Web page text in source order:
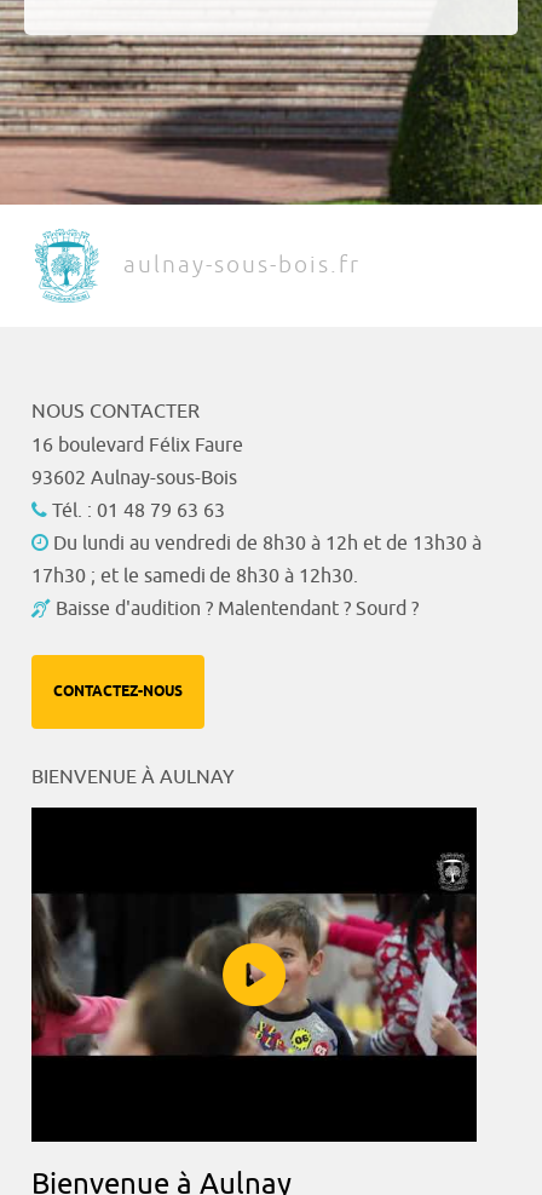
aulnay-sous-bois.fr
NOUS CONTACTER
16 boulevard Félix Faure
93602 Aulnay-sous-Bois
Tél. : 01 48 79 63 63
Du lundi au vendredi de 8h30 à 12h et de 13h30 à
17h30 ; et le samedi de 8h30 à 12h30.
Baisse d'audition ? Malentendant ? Sourd ?
CONTACTEZ-NOUS
BIENVENUE À AULNAY
Bienvenue à Aulnay